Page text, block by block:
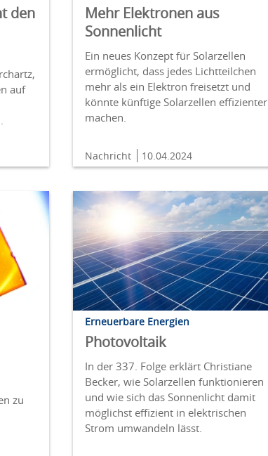
den
auf
Mehr Elektronen aus
Sonnenlicht
Ein neues Konzept für Solarzellen
ermöglicht, dass jedes Lichtteilchen
mehr als ein Elektron freisetzt und
könnte künftige Solarzellen effizienter
machen.
Nachricht 10.04.2024
zu
Erneuerbare Energien
Photovoltaik
In der 337. Folge erklärt Christiane
Becker, wie Solarzellen funktionieren
und wie sich das Sonnenlicht damit
möglichst effizient in elektrischen
Strom umwandeln lässt.